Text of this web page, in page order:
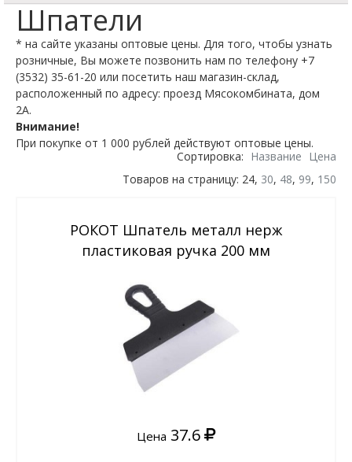
Шпатели
* на сайте указаны оптовые цены. Для того, чтобы узнать
розничные, Вы можете позвонить нам по телефону +7
(3532) 35-61-20 или посетить наш магазин-склад,
расположенный по адресу: проезд Мясокомбината, дом
2А.
Внимание!
При покупке от 1 000 рублей действуют оптовые цены.
Сортировка: Название Цена
Товаров на страницу: 24, 30, 48, 99, 150
РОКОТ Шпатель металл нерж
пластиковая ручка 200 мм
Цена 37.6